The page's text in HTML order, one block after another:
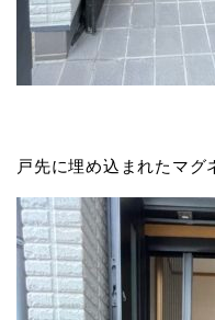
戸先に埋め込まれたマグ